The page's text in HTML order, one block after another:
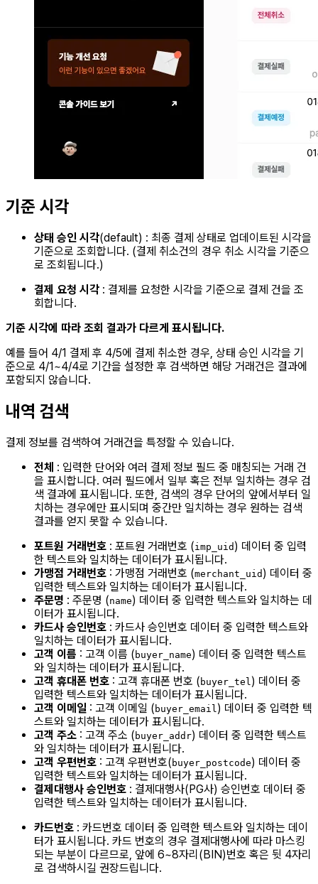
기준 시각
상태 승인 시각(default) : 최종 결제 상태로 업데이트된 시각을
기준으로 조회합니다. (결제 취소건의 경우 취소 시각을 기준으
로 조회됩니다.)
결제 요청 시각 : 결제를 요청한 시각을 기준으로 결제 건을 조
회합니다.
기준 시각에 따라 조회 결과가 다르게 표시됩니다.
예를 들어 4/1 결제 후 4/5에 결제 취소한 경우, 상태 승인 시각을 기
준으로 4/1~4/4로 기간을 설정한 후 검색하면 해당 거래건은 결과에
포함되지 않습니다.
내역 검색
결제 정보를 검색하여 거래건을 특정할 수 있습니다.
전체 : 입력한 단어와 여러 결제 정보 필드 중 매칭되는 거래 건
을 표시합니다. 여러 필드에서 일부 혹은 전부 일치하는 경우 검
색 결과에 표시됩니다. 또한, 검색의 경우 단어의 앞에서부터 일
치하는 경우에만 표시되며 중간만 일치하는 경우 원하는 검색
결과를 얻지 못할 수 있습니다.
포트원 거래번호 : 포트원 거래번호 (imp_uid ) 데이터 중 입력
한 텍스트와 일치하는 데이터가 표시됩니다.
가맹점 거래번호 : 가맹점 거래번호 (merchant_uid ) 데이터 중
입력한 텍스트와 일치하는 데이터가 표시됩니다.
주문명 : 주문명 (name) 데이터 중 입력한 텍스트와 일치하는 데
이터가 표시됩니다.
카드사 승인번호 : 카드사 승인번호 데이터 중 입력한 텍스트와
일치하는 데이터가 표시됩니다.
고객 이름 : 고객 이름 ( buyer_name) 데이터 중 입력한 텍스트
와 일치하는 데이터가 표시됩니다.
고객 휴대폰 번호 : 고객 휴대폰 번호 ( buyer_tel) 데이터 중
입력한 텍스트와 일치하는 데이터가 표시됩니다.
고객 이메일 : 고객 이메일 ( buyer_email) 데이터 중 입력한 텍
스트와 일치하는 데이터가 표시됩니다.
고객 주소 : 고객 주소 ( buyer_addr) 데이터 중 입력한 텍스트
와 일치하는 데이터가 표시됩니다.
고객 우편번호 : 고객 우편번호( buyer_postcode) 데이터 중
입력한 텍스트와 일치하는 데이터가 표시됩니다.
결제대행사 승인번호 : 결제대행사(PG사) 승인번호 데이터 중
입력한 텍스트와 일치하는 데이터가 표시됩니다.
카드번호 : 카드번호 데이터 중 입력한 텍스트와 일치하는 데이
터가 표시됩니다. 카드 번호의 경우 결제대행사에 따라 마스킹
되는 부분이 다르므로, 앞에 6~8자리(BIN)번호 혹은 뒷 4자리
로 검색하시길 권장드립니다.